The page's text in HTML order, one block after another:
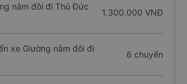
nằm đôi đi Thủ Đức
1.300.000 VNĐ
xe Giường nằm đôi đi
6 chuyến